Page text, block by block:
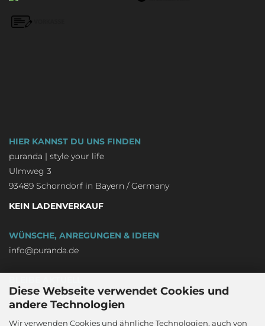
Diese Webseite verwendet Cookies und
andere Technologien
Wir verwenden Cookies und ähnliche Technologien, auch von
HIER KANNST DU UNS FINDEN
puranda | style your life
Ulmweg 3
93489 Schorndorf in Bayern / Germany
KEIN LADENVERKAUF
WÜNSCHE, ANREGUNGEN & IDEEN
info@puranda.de
Newsletter an-/abmelden